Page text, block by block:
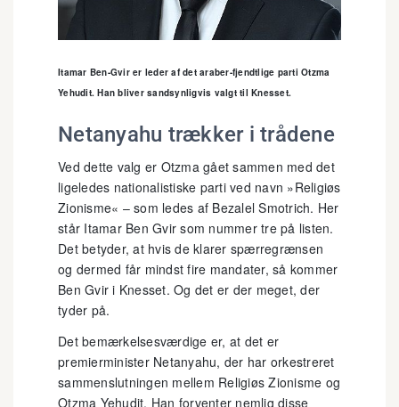
Itamar Ben-Gvir er leder af det araber-fjendtlige parti Otzma
Yehudit. Han bliver sandsynligvis valgt til Knesset.
Netanyahu trækker i trådene
Ved dette valg er Otzma gået sammen med det
ligeledes nationalistiske parti ved navn »Religiøs
Zionisme« – som ledes af Bezalel Smotrich. Her
står Itamar Ben Gvir som nummer tre på listen.
Det betyder, at hvis de klarer spærregrænsen
og dermed får mindst fire mandater, så kommer
Ben Gvir i Knesset. Og det er der meget, der
tyder på.
Det bemærkelsesværdige er, at det er
premierminister Netanyahu, der har orkestreret
sammenslutningen mellem Religiøs Zionisme og
Otzma Yehudit. Han forventer nemlig disse